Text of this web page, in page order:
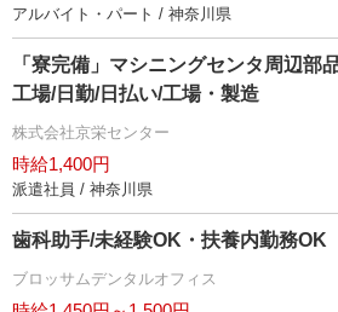
アルバイト・パート / 神奈川県
「寮完備」マシニングセンタ周辺部
工場/日勤/日払い/工場・製造
株式会社京栄センター
時給1,400円
派遣社員 / 神奈川県
歯科助手/未経験OK・扶養内勤務OK
ブロッサムデンタルオフィス